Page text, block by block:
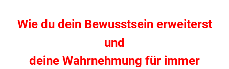
Wie du dein Bewusstsein erweiterst
und
deine Wahrnehmung für immer